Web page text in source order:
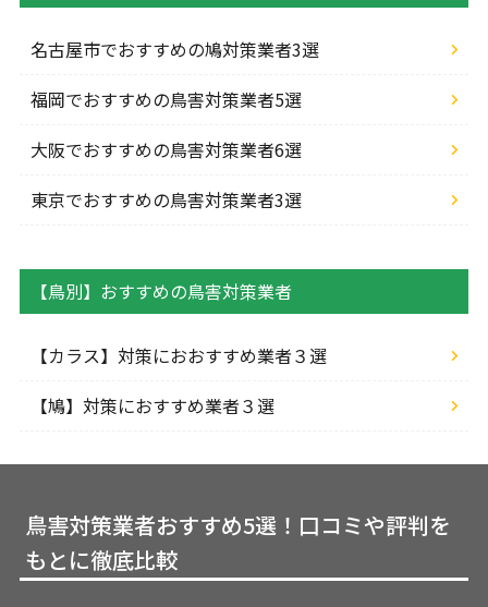
名古屋市でおすすめの鳩対策業者3選
福岡でおすすめの鳥害対策業者5選
大阪でおすすめの鳥害対策業者6選
東京でおすすめの鳥害対策業者3選
【鳥別】おすすめの鳥害対策業者
【カラス】対策におおすすめ業者３選
【鳩】対策におすすめ業者３選
鳥害対策業者おすすめ5選！口コミや評判を
もとに徹底比較